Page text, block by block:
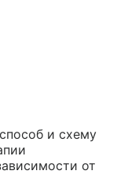
и схему
от